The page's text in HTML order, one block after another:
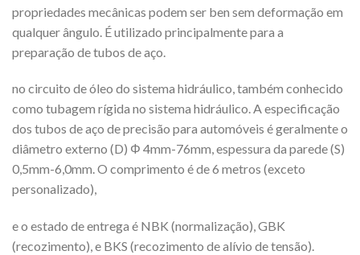
propriedades mecânicas podem ser ben sem deformação em
qualquer ângulo. É utilizado principalmente para a
preparação de tubos de aço.
no circuito de óleo do sistema hidráulico, também conhecido
como tubagem rígida no sistema hidráulico. A especificação
dos tubos de aço de precisão para automóveis é geralmente o
diâmetro externo (D) Φ 4mm-76mm, espessura da parede (S)
0,5mm-6,0mm. O comprimento é de 6 metros (exceto
personalizado),
e o estado de entrega é NBK (normalização), GBK
(recozimento), e BKS (recozimento de alívio de tensão).